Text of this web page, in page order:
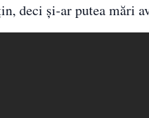
deci și-ar putea mări